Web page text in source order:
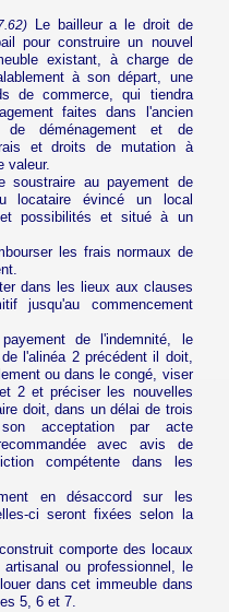
Le bailleur a le droit de
pour construire un nouvel
existant, à charge de
à son départ, une
de commerce, qui tiendra
faites dans l'ancien
déménagement et de
et droits de mutation à
valeur.
soustraire au payement de
locataire évincé un local
possibilités et situé à un
les frais normaux de
dans les lieux aux clauses
jusqu'au commencement
de l'indemnité, le
l'alinéa 2 précédent il doit,
ou dans le congé, viser
2 et préciser les nouvelles
doit, dans un délai de trois
acceptation par acte
avec avis de
compétente dans les
en désaccord sur les
ci seront fixées selon la
comporte des locaux
ou professionnel, le
dans cet immeuble dans
5, 6 et 7.